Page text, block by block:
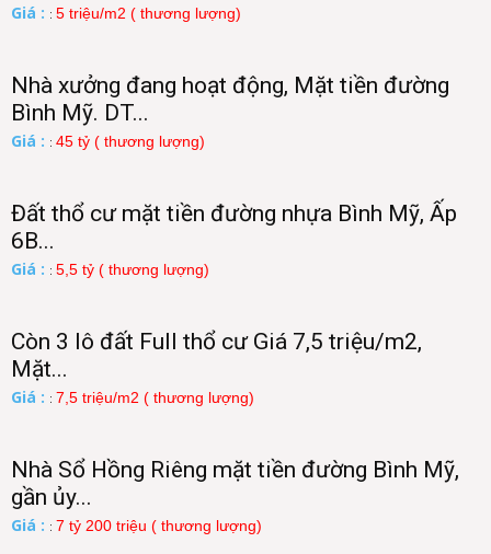
Giá : : 5 triệu/m2 ( thương lượng)
Nhà xưởng đang hoạt động, Mặt tiền đường
Bình Mỹ. DT...
Giá : : 45 tỷ ( thương lượng)
Đất thổ cư mặt tiền đường nhựa Bình Mỹ, Ấp
6B...
Giá : : 5,5 tỷ ( thương lượng)
Còn 3 lô đất Full thổ cư Giá 7,5 triệu/m2,
Mặt...
Giá : : 7,5 triệu/m2 ( thương lượng)
Nhà Sổ Hồng Riêng mặt tiền đường Bình Mỹ,
gần ủy...
Giá : : 7 tỷ 200 triệu ( thương lượng)